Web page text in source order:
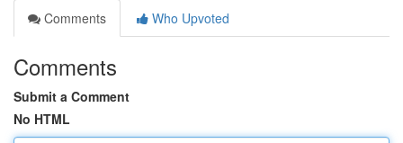
Comments
Who Upvoted
Comments
Submit a Comment
No HTML